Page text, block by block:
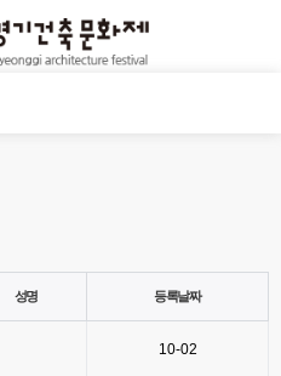
성명 등록날짜
10-02